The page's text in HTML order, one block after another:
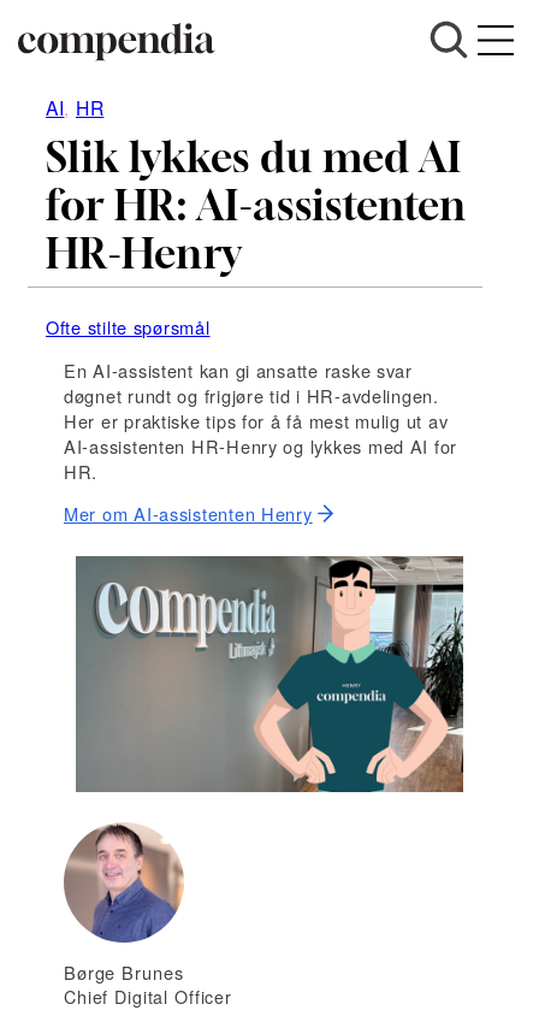
Hopp
innhold
AI, HR
Slik lykkes du med AI
for HR: AI-assistenten
HR-Henry
Ofte stilte spørsmål
En AI-assistent kan gi ansatte raske svar
døgnet rundt og frigjøre tid i HR-avdelingen.
Her er praktiske tips for å få mest mulig ut av
AI-assistenten HR-Henry og lykkes med AI for
HR.
Mer om AI-assistenten Henry
Børge Brunes
Chief Digital Officer